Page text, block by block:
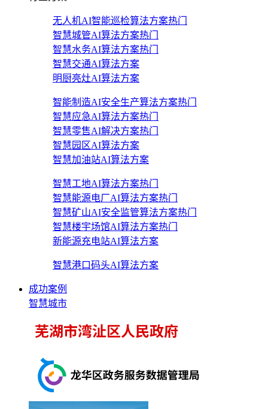
无人机AI智能巡检算法方案热门
智慧城管AI算法方案热门
智慧水务AI算法方案热门
智慧交通AI算法方案
明厨亮灶AI算法方案
智能制造AI安全生产算法方案热门
智慧应急AI算法方案热门
智慧零售AI解决方案热门
智慧园区AI算法方案
智慧加油站AI算法方案
智慧工地AI算法方案热门
智慧能源电厂AI算法方案热门
智慧矿山AI安全监管算法方案热门
智慧楼宇场馆AI算法方案热门
新能源充电站AI算法方案
智慧港口码头AI算法方案
成功案例
智慧城市